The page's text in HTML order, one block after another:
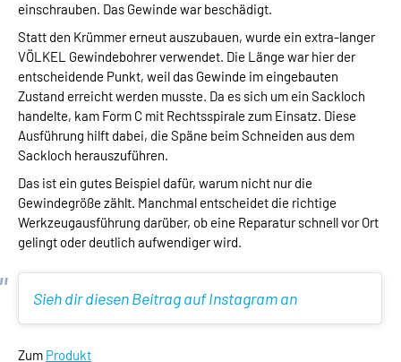
einschrauben. Das Gewinde war beschädigt.
Statt den Krümmer erneut auszubauen, wurde ein extra-langer
VÖLKEL Gewindebohrer verwendet. Die Länge war hier der
entscheidende Punkt, weil das Gewinde im eingebauten
Zustand erreicht werden musste. Da es sich um ein Sackloch
handelte, kam Form C mit Rechtsspirale zum Einsatz. Diese
Ausführung hilft dabei, die Späne beim Schneiden aus dem
Sackloch herauszuführen.
Das ist ein gutes Beispiel dafür, warum nicht nur die
Gewindegröße zählt. Manchmal entscheidet die richtige
Werkzeugausführung darüber, ob eine Reparatur schnell vor Ort
gelingt oder deutlich aufwendiger wird.
Sieh dir diesen Beitrag auf Instagram an
Zum Produkt